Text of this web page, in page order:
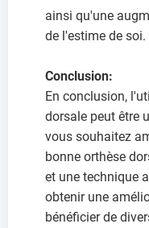
ainsi qu'une
de l'estime de soi.
Conclusion:
En conclusion,
dorsale peut être
vous souhaitez
bonne orthèse
et une technique
obtenir une
bénéficier de